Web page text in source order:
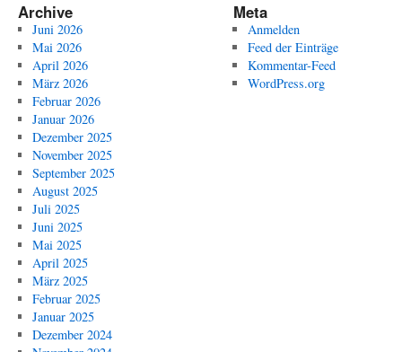
Archive
Juni 2026
Mai 2026
April 2026
März 2026
Februar 2026
Januar 2026
Dezember 2025
November 2025
September 2025
August 2025
Juli 2025
Juni 2025
Mai 2025
April 2025
März 2025
Februar 2025
Januar 2025
Dezember 2024
Meta
Anmelden
Feed der Einträge
Kommentar-Feed
WordPress.org